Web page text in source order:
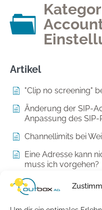
Artikel
"Clip no screening"
Änderung der SIP-
Anpassung des SIP-
Channellimits bei
Eine Adresse kann
muss ich vorgehen?
Fehlercoderouting -